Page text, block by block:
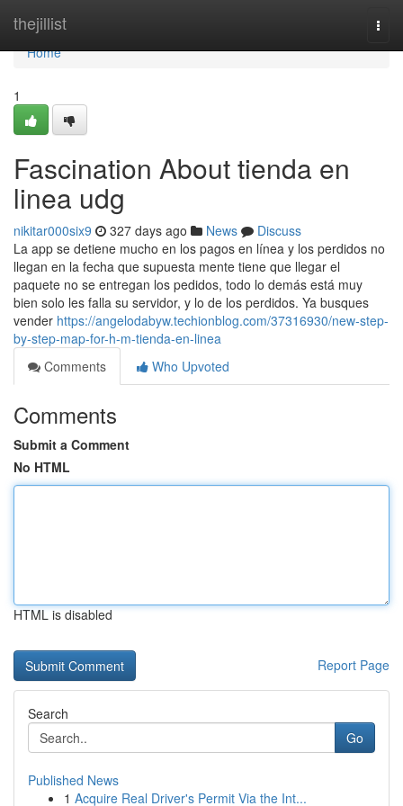
thejillist
Home
Home
1
Fascination About tienda en
linea udg
nikitar000six9 327 days ago News
Discuss
La app se detiene mucho en los pagos en línea y los perdidos no
llegan en la fecha que supuesta mente tiene que llegar el
paquete no se entregan los pedidos, todo lo demás está muy
bien solo les falla su servidor, y lo de los perdidos. Ya busques
vender https://angelodabyw.techionblog.com/37316930/new-step-
by-step-map-for-h-m-tienda-en-linea
Comments
Who Upvoted
Comments
Submit a Comment
No HTML
HTML is disabled
Report Page
Search
Go
Published News
1 Acquire Real Driver's Permit Via the Int...